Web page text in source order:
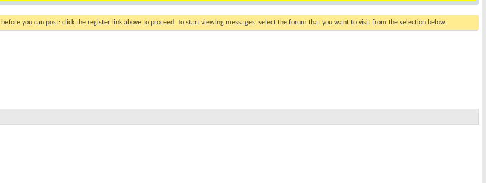
before you can post: click the register link above to proceed. To start viewing messages, select the forum that you want to visit from the selection below.